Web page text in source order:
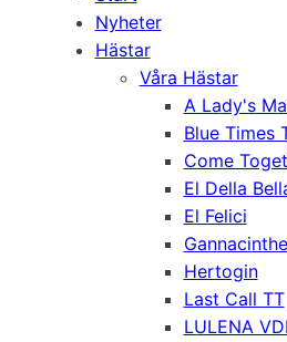
Nyheter
Hästar
Våra Hästar
A Lady's
Blue Times
Come
El Della
El Felici
Hertogin
Last Call TT
LULENA